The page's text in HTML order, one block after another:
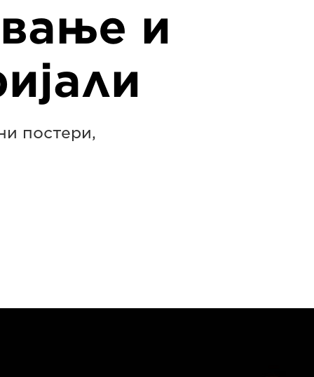
и
постери,